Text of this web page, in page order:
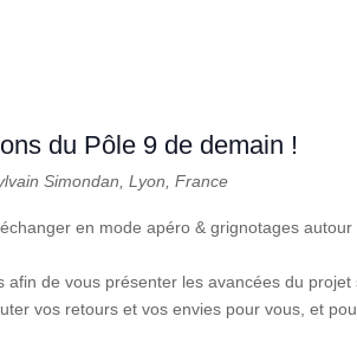
du Pôle 9 de demain !
Simondan, Lyon, France
en mode apéro & grignotages
afin de vous présenter les avancées du projet
vos retours et vos envies pour vous, et